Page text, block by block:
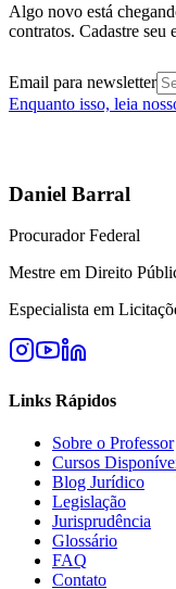
Algo novo está
contratos. Cadastre seu
Email para newsletter
Enquanto isso, leia
Daniel Barral
Procurador Federal
Mestre em Direito
Especialista em
Links Rápidos
Sobre o Professor
Cursos
Blog Jurídico
Legislação
Jurisprudência
Glossário
FAQ
Contato